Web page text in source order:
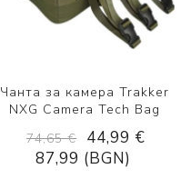
Чанта за камера Trakker
NXG Camera Tech Bag
74,65 €
44,99 €
87,99 (BGN)